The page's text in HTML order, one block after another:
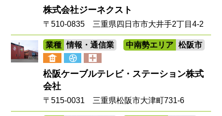
株式会社ジーネクスト
〒510-0835 三重県四日市市大井手2丁目4-2
業種 情報・通信業 中南勢エリア 松阪市
松阪ケーブルテレビ・ステーション株式
会社
〒515-0031 三重県松阪市大津町731-6